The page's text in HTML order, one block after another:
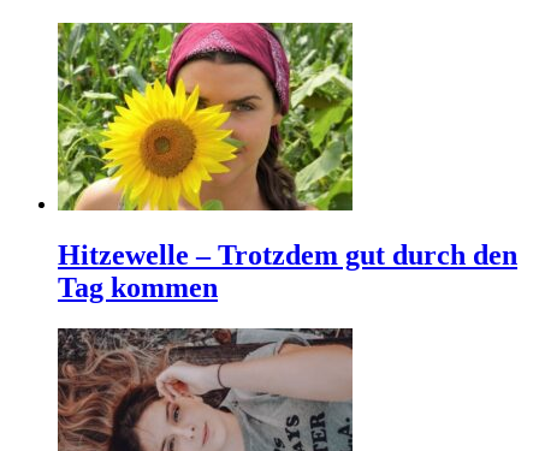
Hitzewelle – Trotzdem gut durch den
Tag kommen